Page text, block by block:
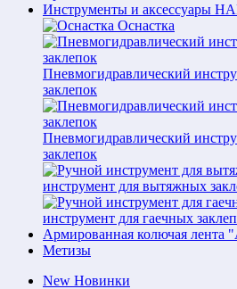
Инструменты и аксессуары
Оснастка
Пневмогидравлический
заклепок
Пневмогидравлический
заклепок
инструмент для вытяжных
инструмент для гаечных
Армированная колючая лента
Метизы
New Новинки